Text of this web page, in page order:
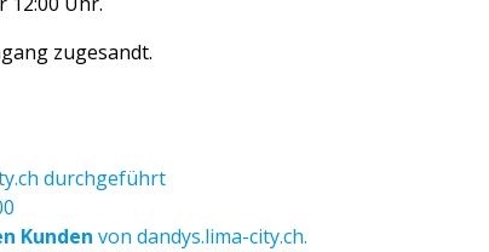
zugesandt.
durchgeführt
Kunden von dandys.lima-city.ch.